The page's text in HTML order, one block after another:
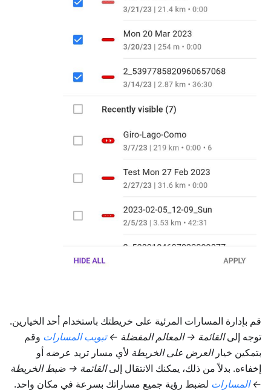
قم بإدارة المسارات المرئية على خريطتك باستخدام أحد الخيارين.
توجه إلىالقائمة → المعالم المفضلة ← تبويبالمسارات وقم
بتمكين خيارالعرض على الخريطة لأي مسار تريد عرضه أو
إخفاءه. بدلاً من ذلك، يمكنك الانتقال إلىالقائمة → ضبط الخريطة
← المسارات لضبط رؤية جميع مساراتك بسرعة في مكان واحد.